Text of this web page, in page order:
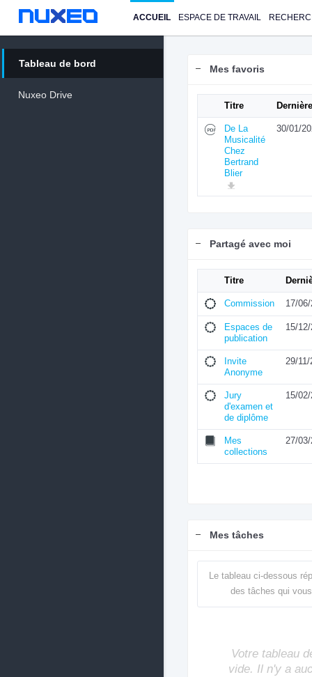
ACCUEIL ESPACE DE TRAVAIL
Tableau de bord
Nuxeo Drive
Mes favoris
Titre
De La
Musicalité
Chez
Bertrand
Blier
30/01/
Partagé avec moi
Titre
Commission 17/
Espaces de
publication
15/
Invite
Anonyme
29/
Jury
d'examen et
de diplôme
15/
Mes
collections
27/
Mes tâches
Le tableau ci-dessous
des tâches qui
Votre tableau
vide. Il n'y a